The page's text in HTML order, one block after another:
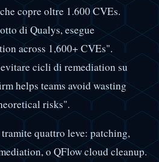
copre oltre 1.600 CVEs.
di Qualys, esegue
across 1,600+ CVEs".
cicli di remediation su
helps teams avoid wasting
risks".
quattro leve: patching,
o QFlow cloud cleanup.